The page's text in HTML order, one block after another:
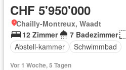
CHF 5'950'000
Chailly-Montreux, Waadt
12 Zimmer
7 Badezimmer
Abstell-kammer
Schwimmbad
Vor 1 Woche, 5 Tagen